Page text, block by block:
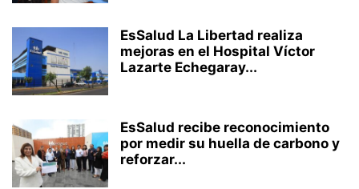
EsSalud La Libertad realiza
mejoras en el Hospital Víctor
Lazarte Echegaray...
EsSalud recibe reconocimiento
por medir su huella de carbono y
reforzar...